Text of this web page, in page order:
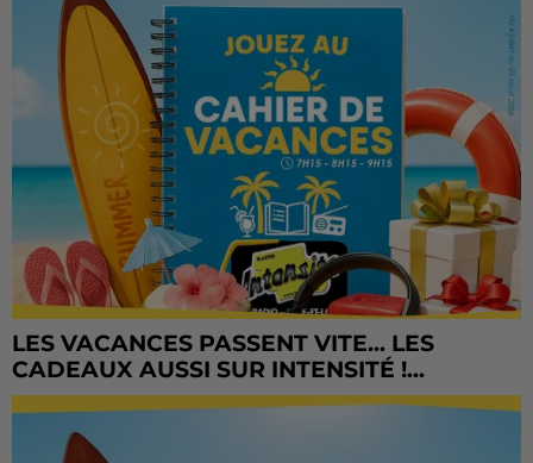
LES VACANCES PASSENT VITE... LES
CADEAUX AUSSI SUR INTENSITÉ !...